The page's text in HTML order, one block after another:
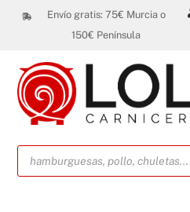
Skip
Envío gratis: 75€ Murcia o
150€ Península
Búsqueda
de
productos